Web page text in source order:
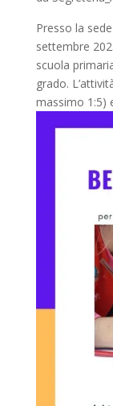
Presso la
settembre
scuola
grado.
massimo 1:5)